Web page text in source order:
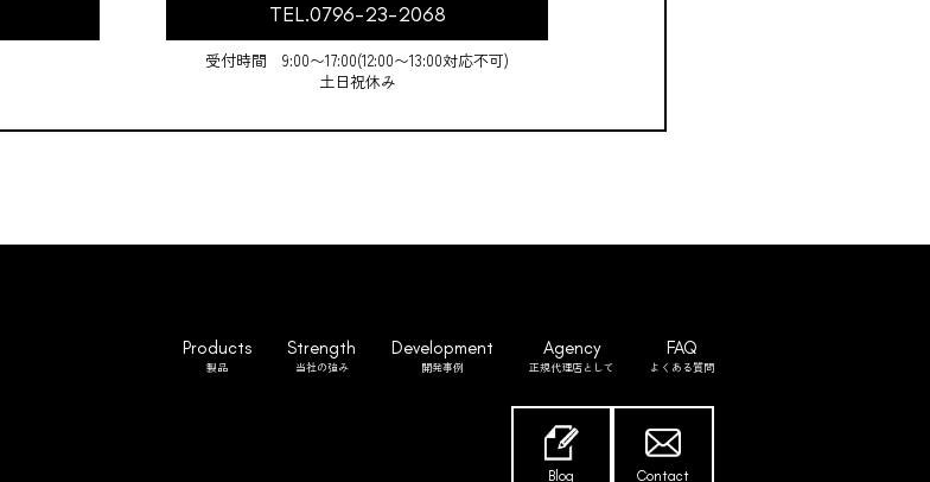
TEL.0796-23-2068
受付時間 9:00〜17:00(12:00〜13:00対応不可)
土日祝休み
Products
製品
Strength
当社の強み
Development
開発事例
Agency
正規代理店として
FAQ
よくある質問
Blog Contact